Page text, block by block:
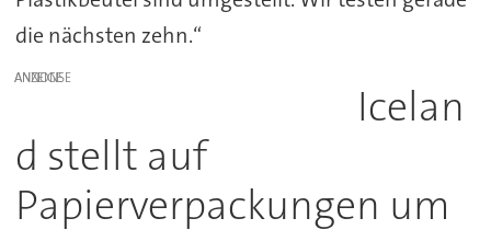
die nächsten zehn.“
ANZEIGE
Icelan
d stellt auf
Papierverpackungen um